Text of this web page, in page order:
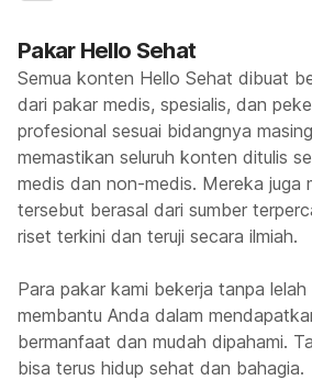
Pakar Hello Sehat
Semua konten Hello Sehat dibuat
dari pakar medis, spesialis, dan
profesional sesuai bidangnya
memastikan seluruh konten ditulis
medis dan non-medis. Mereka juga
tersebut berasal dari sumber
riset terkini dan teruji secara ilmiah.
Para pakar kami bekerja tanpa lelah
membantu Anda dalam
bermanfaat dan mudah dipahami.
bisa terus hidup sehat dan bahagia.